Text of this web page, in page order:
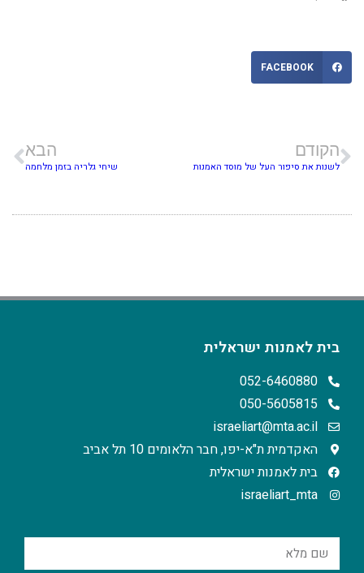
FACEBOOK
הקודם
לשנות את סיפור העל של מוסד האמנות
הבא
שיחי גלריה בזמן מלחמה
בית לאמנות ישראלית
052-6460880
050-5605815
israeliart@mta.ac.il
האקדמית ת"א-יפו, חבר הלאומים 10 תל אביב
בית לאמנות ישראלית
israeliart_mta